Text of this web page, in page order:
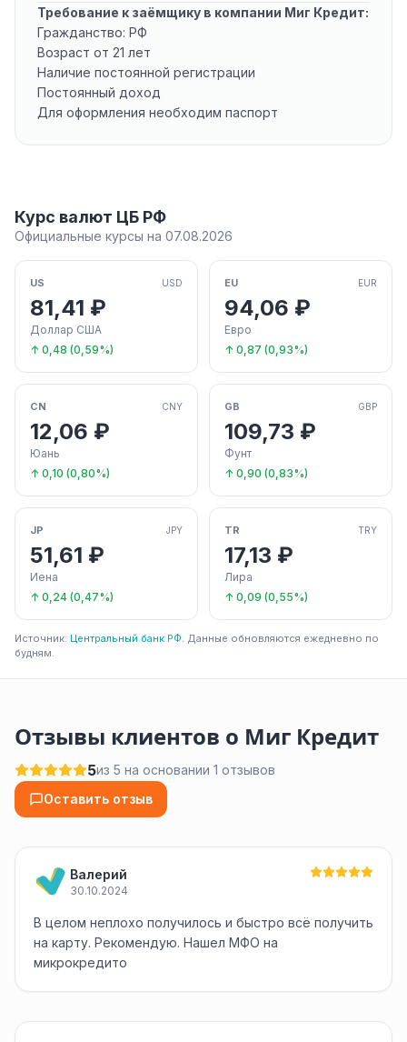
Требование к заёмщику в компании Миг Кредит:
Гражданство: РФ
Возраст от 21 лет
Наличие постоянной регистрации
Постоянный доход
Для оформления необходим паспорт
Курс валют ЦБ РФ
Официальные курсы на 07.08.2026
US USD
81,41 ₽
Доллар США
↑ 0,48 (0,59%)
EU EUR
94,06 ₽
Евро
↑ 0,87 (0,93%)
CN CNY
12,06 ₽
Юань
↑ 0,10 (0,80%)
GB GBP
109,73 ₽
Фунт
↑ 0,90 (0,83%)
JP JPY
51,61 ₽
Иена
↑ 0,24 (0,47%)
TR TRY
17,13 ₽
Лира
↑ 0,09 (0,55%)
Источник: Центральный банк РФ. Данные обновляются ежедневно по
будням.
Отзывы клиентов о Миг Кредит
5из 5 на основании 1 отзывов
Оставить отзыв
Валерий
30.10.2024
В целом неплохо получилось и быстро всё получить
на карту. Рекомендую. Нашел МФО на
микрокредито